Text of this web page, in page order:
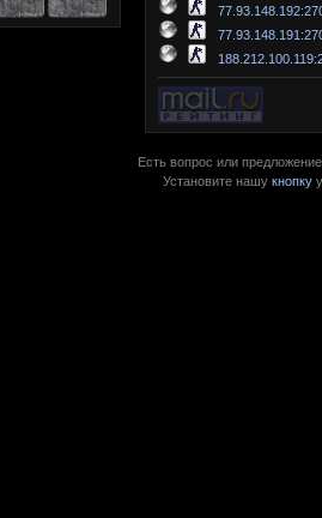
Есть вопрос или
Установите нашукнопку